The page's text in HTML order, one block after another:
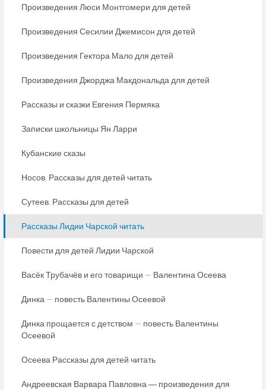
Произведения Люси Монтгомери для детей
Произведения Сесилии Джемисон для детей
Произведения Гектора Мало для детей
Произведения Джорджа Макдональда для детей
Рассказы и сказки Евгения Пермяка
Записки школьницы Ян Ларри
Кубанские сказы
Носов. Рассказы для детей читать
Сутеев. Рассказы для детей
Рассказы Лидии Чарской читать
Повести для детей Лидии Чарской
Васёк Трубачёв и его товарищи — Валентина Осеева
Динка — повесть Валентины Осеевой
Динка прощается с детством — повесть Валентины
Осеевой
Осеева Рассказы для детей читать
Андреевская Варвара Павловна ― произведения для